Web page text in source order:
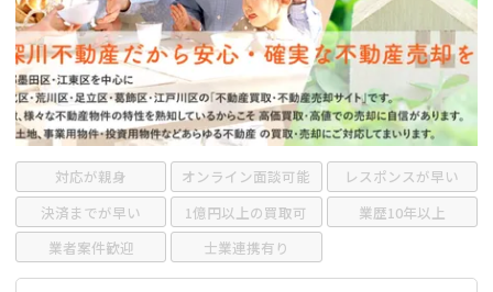
リースバック
土地売却 不動産相続
借地 不動産リースバック
任意売却 空き家
アンケート調査
対応が親身 オンライン面談可能
レスポンスが早い
決済までが早い
1億円以上の買取可
業歴10年以上
業者案件歓迎
士業連携有り